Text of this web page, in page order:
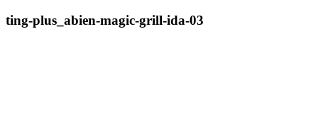
ting-plus_abien-magic-grill-ida-03